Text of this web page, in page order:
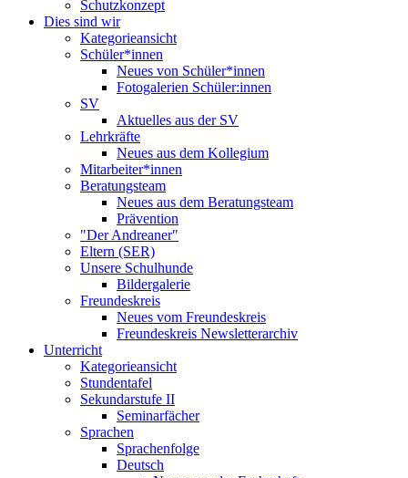
Schutzkonzept
Dies sind wir
Kategorieansicht
Schüler*innen
Neues von Schüler*innen
Fotogalerien Schüler:innen
SV
Aktuelles aus der SV
Lehrkräfte
Neues aus dem Kollegium
Mitarbeiter*innen
Beratungsteam
Neues aus dem Beratungsteam
Prävention
"Der Andreaner"
Eltern (SER)
Unsere Schulhunde
Bildergalerie
Freundeskreis
Neues vom Freundeskreis
Freundeskreis Newsletterarchiv
Unterricht
Kategorieansicht
Stundentafel
Sekundarstufe II
Seminarfächer
Sprachen
Sprachenfolge
Deutsch